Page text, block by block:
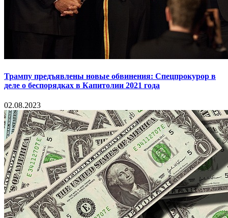
Трампу предъявлены новые обвинения: Спецпрокурор в
деле о беспорядках в Капитолии 2021 года
02.08.2023